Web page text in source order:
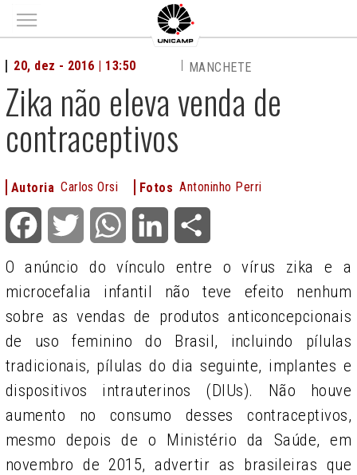
Main menu
Zika não eleva venda de
contraceptivos
20, dez - 2016 | 13:50 MANCHETE
Autoria Carlos Orsi Fotos Antoninho Perri
Facebook Twitter WhatsApp LinkedIn
O anúncio do vínculo entre o vírus zika e a
microcefalia infantil não teve efeito nenhum
sobre as vendas de produtos anticoncepcionais
de uso feminino do Brasil, incluindo pílulas
tradicionais, pílulas do dia seguinte, implantes e
dispositivos intrauterinos (DIUs). Não houve
aumento no consumo desses contraceptivos,
mesmo depois de o Ministério da Saúde, em
novembro de 2015, advertir as brasileiras que